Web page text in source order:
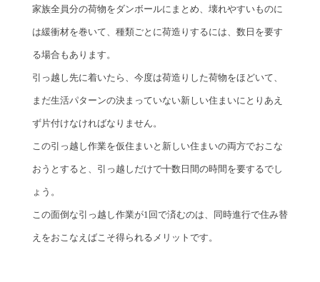
家族全員分の荷物をダンボールにまとめ、壊れやすいものに
は緩衝材を巻いて、種類ごとに荷造りするには、数日を要す
る場合もあります。
引っ越し先に着いたら、今度は荷造りした荷物をほどいて、
まだ生活パターンの決まっていない新しい住まいにとりあえ
ず片付けなければなりません。
この引っ越し作業を仮住まいと新しい住まいの両方でおこな
おうとすると、引っ越しだけで十数日間の時間を要するでし
ょう。
この面倒な引っ越し作業が1回で済むのは、同時進行で住み替
えをおこなえばこそ得られるメリットです。